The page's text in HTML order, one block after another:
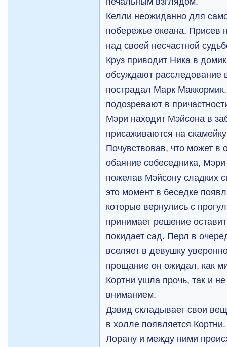
Келли неожиданно для
побережье океана. Присев
над своей несчастной
Круз приводит Ника в
обсуждают расследование
пострадал Марк
подозревают в
Мэри находит Мэйсона в
присаживаются на
Почувствовав, что может в
обаяние собеседника,
пожелав Мэйсону сладких
это момент в беседке
которые вернулись с
принимает решение
покидает сад. Перл в
вселяет в девушку
прощание он ожидал, как
Кортни ушла прочь, так и
вниманием.
Дэвид складывает свои
в холле появляется
Лорану и между ними